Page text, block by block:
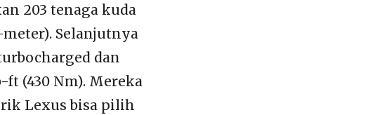
203 tenaga kuda
Selanjutnya
dan
(430 Nm). Mereka
Lexus bisa pilih